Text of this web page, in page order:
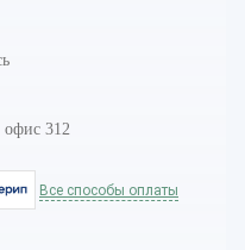
офис 312
Все способы оплаты